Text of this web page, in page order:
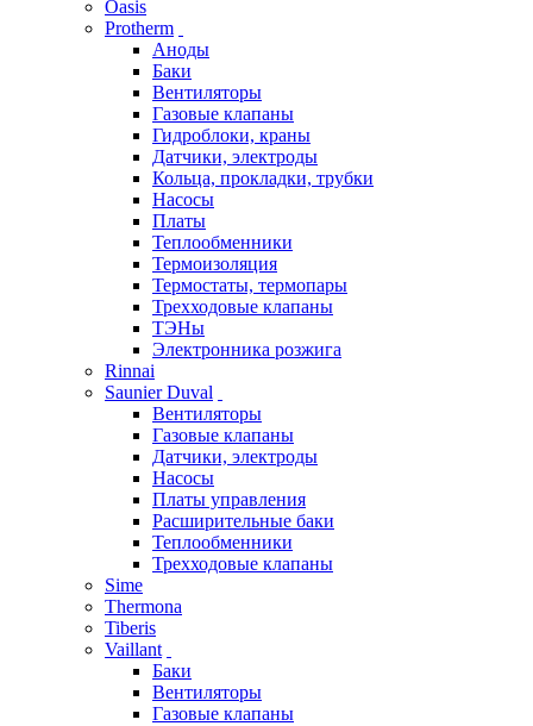
Oasis
Protherm
Аноды
Баки
Вентиляторы
Газовые клапаны
Гидроблоки, краны
Датчики, электроды
Кольца, прокладки, трубки
Насосы
Платы
Теплообменники
Термоизоляция
Термостаты, термопары
Трехходовые клапаны
ТЭНы
Электронника розжига
Rinnai
Saunier Duval
Вентиляторы
Газовые клапаны
Датчики, электроды
Насосы
Платы управления
Расширительные баки
Теплообменники
Трехходовые клапаны
Sime
Thermona
Tiberis
Vaillant
Баки
Вентиляторы
Газовые клапаны